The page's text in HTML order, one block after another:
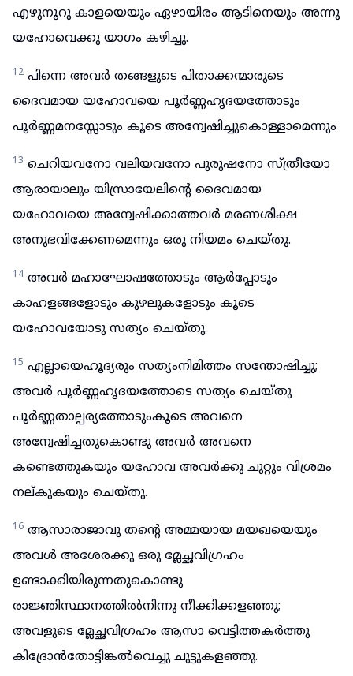
എഴുനൂറു കാളയെയും ഏഴായിരം ആടിനെയും അന്നു
യഹോവെക്കു യാഗം കഴിച്ചു.
12 പിന്നെ അവർ തങ്ങളുടെ പിതാക്കന്മാരുടെ
ദൈവമായ യഹോവയെ പൂർണ്ണഹൃദയത്തോടും
പൂർണ്ണമനസ്സോടും കൂടെ അന്വേഷിച്ചുകൊള്ളാമെന്നും
13 ചെറിയവനോ വലിയവനോ പുരുഷനോ സ്ത്രീയോ
ആരായാലും യിസ്രായേലിന്റെ ദൈവമായ
യഹോവയെ അന്വേഷിക്കാത്തവർ മരണശിക്ഷ
അനുഭവിക്കേണമെന്നും ഒരു നിയമം ചെയ്തു.
14 അവർ മഹാഘോഷത്തോടും ആർപ്പോടും
കാഹളങ്ങളോടും കുഴലുകളോടും കൂടെ
യഹോവയോടു സത്യം ചെയ്തു.
15 എല്ലായെഹൂദ്യരും സത്യംനിമിത്തം സന്തോഷിച്ചു;
അവർ പൂർണ്ണഹൃദയത്തോടെ സത്യം ചെയ്തു
പൂർണ്ണതാല്പര്യത്തോടുംകൂടെ അവനെ
അന്വേഷിച്ചതുകൊണ്ടു അവർ അവനെ
കണ്ടെത്തുകയും യഹോവ അവർക്കു ചുറ്റും വിശ്രമം
നല്കുകയും ചെയ്തു.
16 ആസാരാജാവു തന്റെ അമ്മയായ മയഖയെയും
അവൾ അശേരക്കു ഒരു മ്ലേച്ഛവിഗ്രഹം
ഉണ്ടാക്കിയിരുന്നതുകൊണ്ടു
രാജ്ഞിസ്ഥാനത്തിൽനിന്നു നീക്കിക്കളഞ്ഞു;
അവളുടെ മ്ലേച്ഛവിഗ്രഹം ആസാ വെട്ടിത്തകർത്തു
കിദ്രോൻതോട്ടിങ്കൽവെച്ചു ചുട്ടുകളഞ്ഞു.